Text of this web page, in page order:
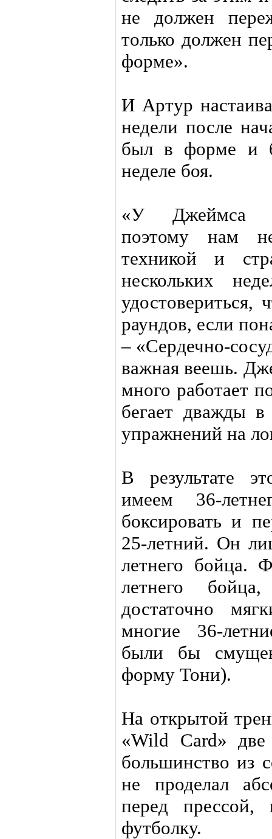
не должен
только должен
форме».
И Артур
недели после
был в форме и
неделе боя.
«У Джеймса
поэтому нам
техникой и
нескольких
удостовериться,
раундов, если
– «Сердечно-
важная веешь.
много работает
бегает дважды
упражнений на
В результате
имеем 36-
боксировать и
25-летний. Он
летнего бойца.
летнего
достаточно
многие 36-
были бы
форму Тони).
На открытой
«Wild Card»
большинство из
не проделал
перед
футболку.